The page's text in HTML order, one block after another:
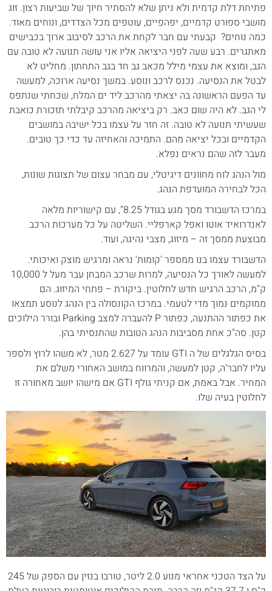
פתיחת דלת קדמית ולא ניתן שלא להסתיר חיוך של שביעות רצון. זוג
מושבי ספורט קדמיים, יפהפיים, עוטפים מכל הצדדים, ונוחים מאוד.
כמה נוחים? קבעתי עם חבר לקחת את הרכב לסיבוב ארוך בכבישים
מאתגרים. רבע שעה לפני היציאה אליו אני עושה תנועה לא טובה עם
הגב, ומוצא את עצמי מילל מכאב גב חד בגב התחתון. מחליט לא
לבטל את הנסיעה. נכנס לרכב ונוסע. במשך נסיעה ארוכה, למעשה
עד הפעם הראשונה בה יצאתי מהרכב ליד ים המלח, שכחתי שנתפס
לי הגב. לא היה שום כאב. רק ביציאה מהרכב קיבלתי תזכורת כואבת
שעשיתי תנועה לא טובה. זה חזר על עצמו בכל ישיבה במושבים
הקדמיים ובכל יציאה מהם. התמיכה והאחיזה עד כדי כך טובים.
מעבר לזה שהם נראים נפלא.
מול הנהג לוח מחוונים דיגיטלי, עם מבחר עצום של תצוגות שונות,
הכל לבחירה המועדפת הנהג.
במרכז הדשבורד מסך מגע בגודל 8.25", עם קישוריות מלאה
לאנדרואיד אוטו ואפל קארפליי. השליטה על כל מערכות הרכב
מבוצעת ממסך זה – מיזוג, מצבי נהיגה, ועוד.
הדשבורד עצמו בנו ממספר 'קומות' נראה ומרגיש מוצק ואיכותי.
למעשה לאורך כל הנסיעה, למרות שרכב המבחן עבר מעל ל 10,000
ק"מ, הרכב הרגיש חדש לחלוטין. ביקורת – פתחי המיזוג. הם
ממוקמים נמוך מדי לטעמי. במרכז הקונסולה בין הנהג לנוסע תמצאו
את כפתור ההתנעה, כפתור P להעברה למצב Parking ובורר הילוכים
קטן. סה"כ אחת מסביבות הנהג הטובות שהתנסיתי בהן.
בסיס הגלגלים של ה GTI עומד על 2.627 מטר, לא משהו לרוץ ולספר
עליו לחבר'ה, קטן למעשה, והמרווח במושב האחורי משלם את
המחיר. אבל באמת, אם קניתי גולף GTI אם מישהו יושב מאחורה זו
לחלוטין בעיה שלו.
על הצד הטכני אחראי מנוע 2.0 ליטר, טורבו בנזין עם הספק של 245